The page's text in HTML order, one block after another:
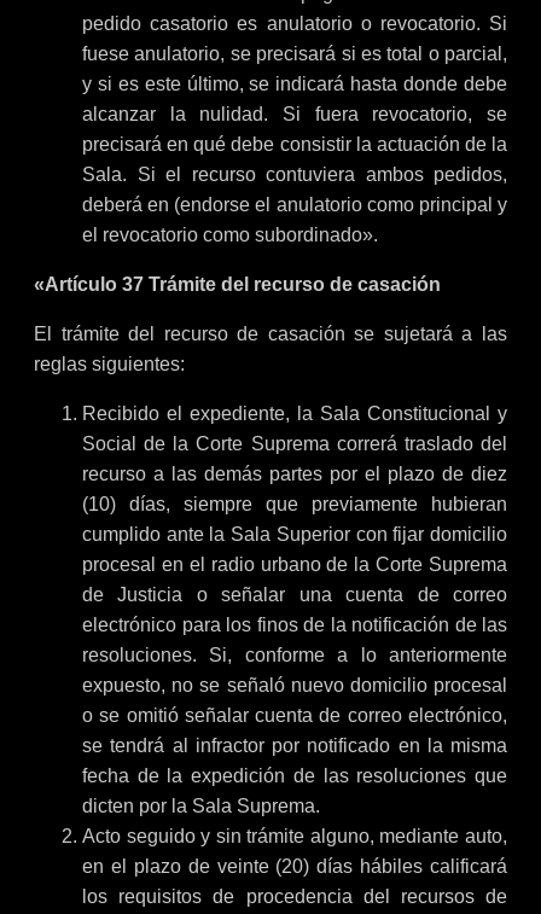
pedido casatorio es anulatorio o revocatorio. Si
fuese anulatorio, se precisará si es total o parcial,
y si es este último, se indicará hasta donde debe
alcanzar la nulidad. Si fuera revocatorio, se
precisará en qué debe consistir la actuación de la
Sala. Si el recurso contuviera ambos pedidos,
deberá en (endorse el anulatorio como principal y
el revocatorio como subordinado».
«Artículo 37 Trámite del recurso de casación
El trámite del recurso de casación se sujetará a las
reglas siguientes:
Recibido el expediente, la Sala Constitucional y
Social de la Corte Suprema correrá traslado del
recurso a las demás partes por el plazo de diez
(10) días, siempre que previamente hubieran
cumplido ante la Sala Superior con fijar domicilio
procesal en el radio urbano de la Corte Suprema
de Justicia o señalar una cuenta de correo
electrónico para los finos de la notificación de las
resoluciones. Si, conforme a lo anteriormente
expuesto, no se señaló nuevo domicilio procesal
o se omitió señalar cuenta de correo electrónico,
se tendrá al infractor por notificado en la misma
fecha de la expedición de las resoluciones que
dicten por la Sala Suprema.
Acto seguido y sin trámite alguno, mediante auto,
en el plazo de veinte (20) días hábiles calificará
los requisitos de procedencia del recursos de